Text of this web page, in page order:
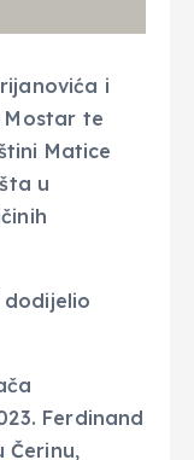
i
Mostar te
Matice
u
Ferdinand
Čerinu,